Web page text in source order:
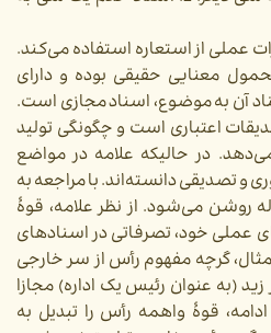
عملی از استعاره استفاده می‌کند.
معنایی حقیقی بوده و دارای
آن به موضوع، اسناد مجازی است.
اعتباری است و چگونگی تولید
در حالیکه علامه در مواضع
و تصدیقی دانسته‌اند. با مراجعه به
روشن می‌شود. از نظر علامه، قوۀ
عملی خود، تصرفاتی در اسنادهای
گرچه مفهوم رأس از سر خارجی
زید (به عنوان رئیس یک اداره) مجازا
قوۀ واهمه رأس را تبدیل به